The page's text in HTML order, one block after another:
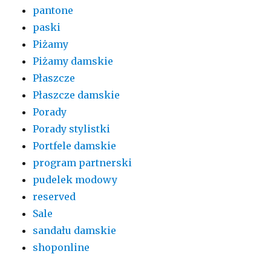
pantone
paski
Piżamy
Piżamy damskie
Płaszcze
Płaszcze damskie
Porady
Porady stylistki
Portfele damskie
program partnerski
pudelek modowy
reserved
Sale
sandału damskie
shoponline